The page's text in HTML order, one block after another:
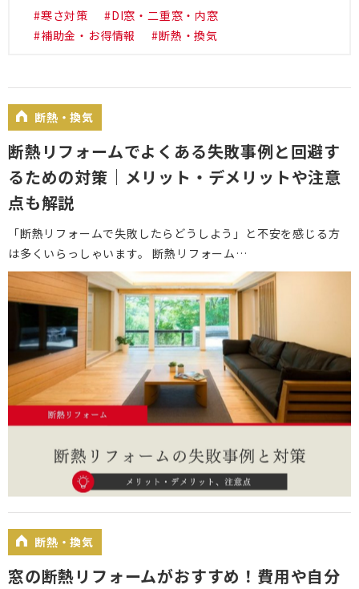
#寒さ対策
#DI窓・二重窓・内窓
#補助金・お得情報
#断熱・換気
断熱・換気
断熱リフォームでよくある失敗事例と回避す
るための対策｜メリット・デメリットや注意
点も解説
「断熱リフォームで失敗したらどうしよう」と不安を感じる方
は多くいらっしゃいます。 断熱リフォーム…
断熱・換気
窓の断熱リフォームがおすすめ！費用や自分